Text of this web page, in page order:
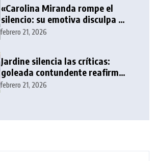
«Carolina Miranda rompe el
silencio: su emotiva disculpa a
Yeri Mua tras la polémica»
febrero 21, 2026
Jardine silencia las críticas:
goleada contundente reafirma
su liderazgo en el Clausura
febrero 21, 2026